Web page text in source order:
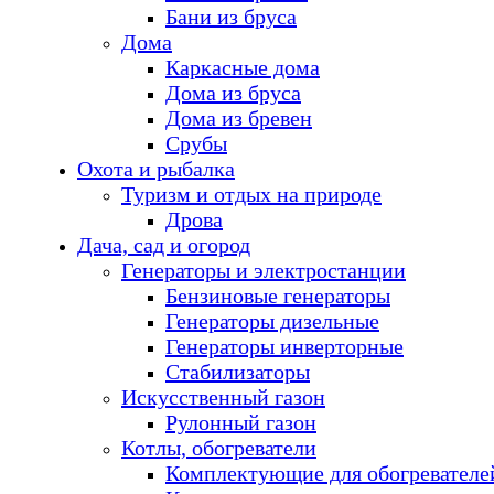
Бани из бруса
Дома
Каркасные дома
Дома из бруса
Дома из бревен
Срубы
Охота и рыбалка
Туризм и отдых на природе
Дрова
Дача, сад и огород
Генераторы и электростанции
Бензиновые генераторы
Генераторы дизельные
Генераторы инверторные
Стабилизаторы
Искусственный газон
Рулонный газон
Котлы, обогреватели
Комплектующие для